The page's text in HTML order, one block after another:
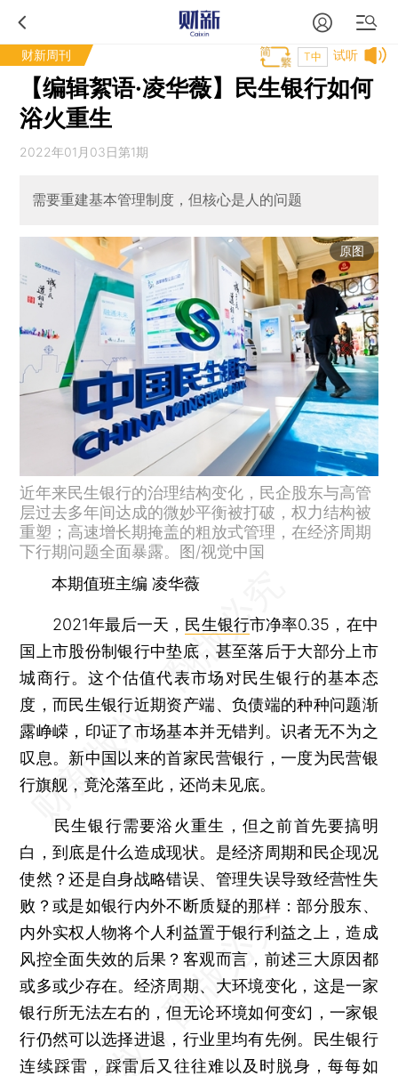
财新周刊 试听
T中
【编辑絮语·凌华薇】民生银行如何
浴火重生
2022年01月03日第1期
需要重建基本管理制度，但核心是人的问题
原图
近年来民生银行的治理结构变化，民企股东与高管
层过去多年间达成的微妙平衡被打破，权力结构被
重塑；高速增长期掩盖的粗放式管理，在经济周期
下行期问题全面暴露。图/视觉中国
本期值班主编 凌华薇
2021年最后一天， 民生银行市净率0.35，在中
国上市股份制银行中垫底，甚至落后于大部分上市
城商行。这个估值代表市场对民生银行的基本态
度，而民生银行近期资产端、负债端的种种问题渐
露峥嵘，印证了市场基本并无错判。识者无不为之
叹息。新中国以来的首家民营银行，一度为民营银
行旗舰，竟沦落至此，还尚未见底。
民生银行需要浴火重生，但之前首先要搞明
白，到底是什么造成现状。是经济周期和民企现况
使然？还是自身战略错误、管理失误导致经营性失
败？或是如银行内外不断质疑的那样：部分股东、
内外实权人物将个人利益置于银行利益之上，造成
风控全面失效的后果？客观而言，前述三大原因都
或多或少存在。经济周期、大环境变化，这是一家
银行所无法左右的，但无论环境如何变幻，一家银
行仍然可以选择进退，行业里均有先例。民生银行
连续踩雷，踩雷后又往往难以及时脱身，每每如